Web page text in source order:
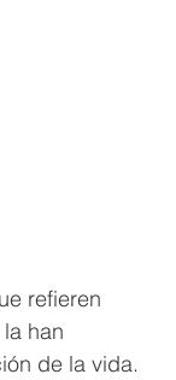
refieren
han
de la vida.